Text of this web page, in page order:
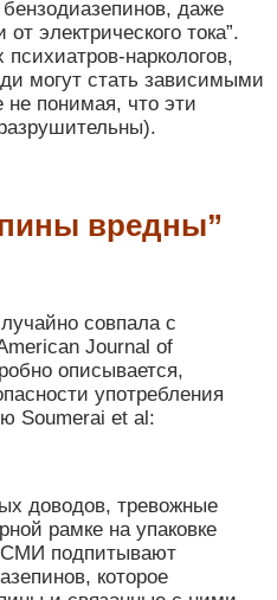
даже
электрического тока”.
наркологов,
могут стать зависимыми
не понимая, что эти
вредны”
совпала с
Journal of
описывается,
употребления
Soumerai et al:
доводов, тревожные
рамке на упаковке
СМИ подпитывают
которое